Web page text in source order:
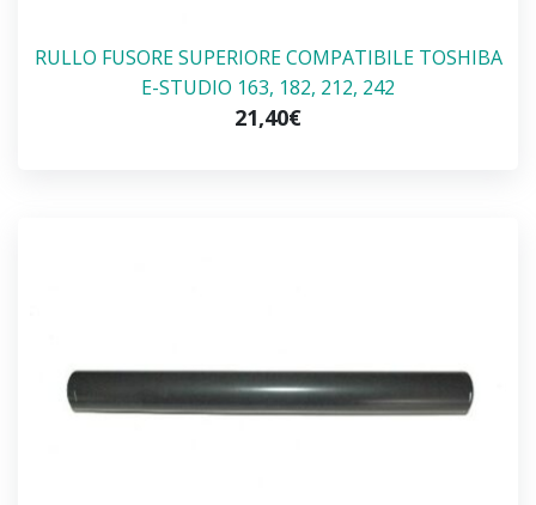
RULLO FUSORE SUPERIORE COMPATIBILE TOSHIBA
E-STUDIO 163, 182, 212, 242
21,40€